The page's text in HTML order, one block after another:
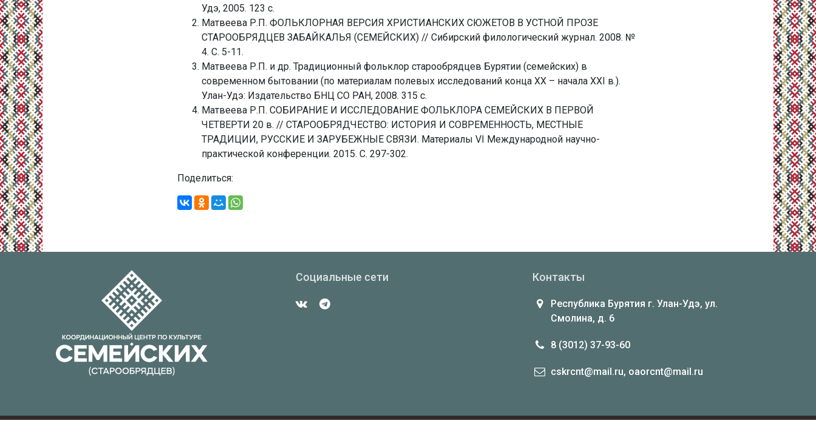
Удэ, 2005. 123 с.
Матвеева Р.П. ФОЛЬКЛОРНАЯ ВЕРСИЯ ХРИСТИАНСКИХ СЮЖЕТОВ В УСТНОЙ ПРОЗЕ
СТАРООБРЯДЦЕВ ЗАБАЙКАЛЬЯ (СЕМЕЙСКИХ) // Сибирский филологический журнал. 2008. №
4. С. 5-11.
Матвеева Р.П. и др. Традиционный фольклор старообрядцев Бурятии (семейских) в
современном бытовании (по материалам полевых исследований конца XX – начала XXI в.).
Улан-Удэ: Издательство БНЦ СО РАН, 2008. 315 с.
Матвеева Р.П. СОБИРАНИЕ И ИССЛЕДОВАНИЕ ФОЛЬКЛОРА СЕМЕЙСКИХ В ПЕРВОЙ
ЧЕТВЕРТИ 20 в. // СТАРООБРЯДЧЕСТВО: ИСТОРИЯ И СОВРЕМЕННОСТЬ, МЕСТНЫЕ
ТРАДИЦИИ, РУССКИЕ И ЗАРУБЕЖНЫЕ СВЯЗИ. Материалы VI Международной научно-
практической конференции. 2015. С. 297-302.
Поделиться:
Социальные сети Контакты
Республика Бурятия г. Улан-Удэ, ул.
Смолина, д. 6
8 (3012) 37-93-60
cskrcnt@mail.ru, oaorcnt@mail.ru